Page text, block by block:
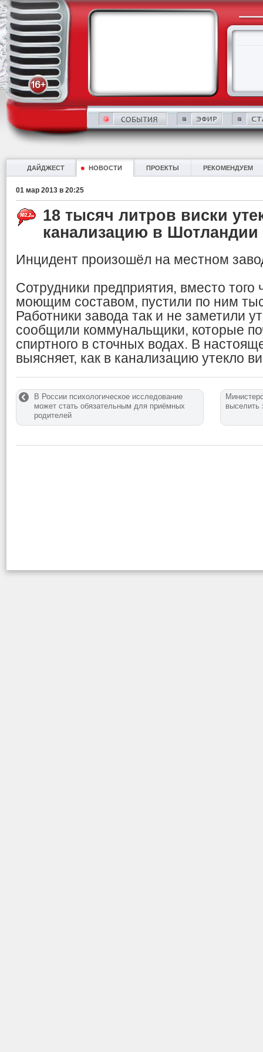
ДАЙДЖЕСТ НОВОСТИ ПРОЕКТЫ РЕКОМЕНДУЕМ
01 мар 2013 в 20:25
18 тысяч литров виски
канализацию в Шотландии
Инцидент произошёл на местном
Сотрудники предприятия, вместо
моющим составом, пустили по ним
Работники завода так и не заметили
сообщили коммунальщики, которые
спиртного в сточных водах. В
выясняет, как в канализацию утекло
В России психологическое исследование
может стать обязательным для приёмных
родителей
выселить